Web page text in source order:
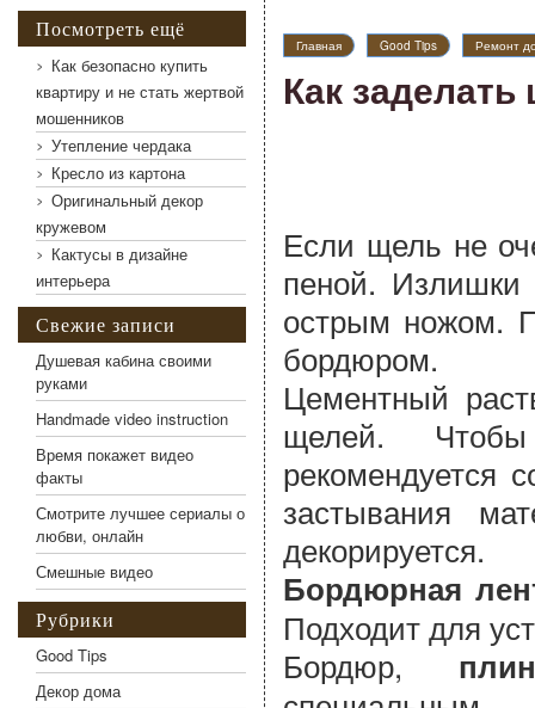
Главная Good Tips Ремонт
Как
Если щель не
пеной. Излишки
острым ножом.
бордюром.
Цементный
щелей.
рекомендуется
застывания
декорируется.
Бордюрная
Подходит для
Бордюр,
Посмотреть ещё
Как безопасно купить
квартиру и не стать жертвой
мошенников
Утепление чердака
Кресло из картона
Оригинальный декор
кружевом
Кактусы в дизайне
интерьера
Свежие записи
Душевая кабина своими
руками
Handmade video instruction
Время покажет видео
факты
Смотрите лучшее сериалы о
любви, онлайн
Смешные видео
Рубрики
Good Tips
Декор дома